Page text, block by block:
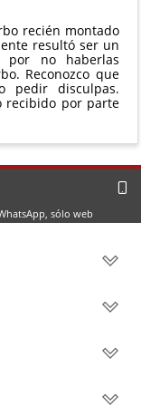
recién montado
resultó ser un
por no haberlas
Reconozco que
disculpas.
recibido por parte
sólo web